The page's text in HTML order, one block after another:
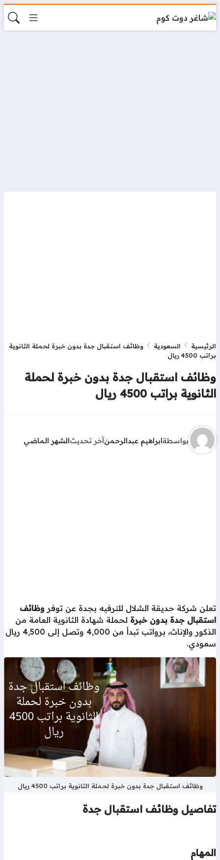
السعودية
وظائف استقبال جدة بدون خبرة لحملة الثانوية
4500 ريال
استقبال جدة بدون خبرة لحملة
براتب 4500 ريال
بواسطةابراهيم عبدالرحمنآخر تحديثالشهر الماضي
شركة حديقة الشلال للترفيه بجدة عن توفروظائف
جدة بدون خبرةلحملة شهادة الثانوية العامة من
الذكور والإناث، برواتب تبدأ من 4,000 وتصل إلى 4,500 ريال
وظائف استقبال جدة بدون خبرة لحملة الثانوية براتب 4500 ريال
وظائفاستقبال جدة